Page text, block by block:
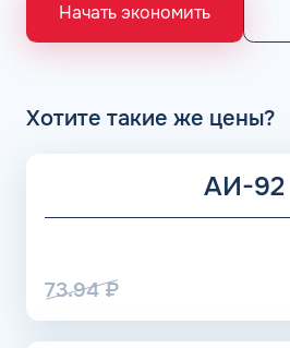
Начать экономить
Хотите такие же цены?
АИ-92
73.94₽